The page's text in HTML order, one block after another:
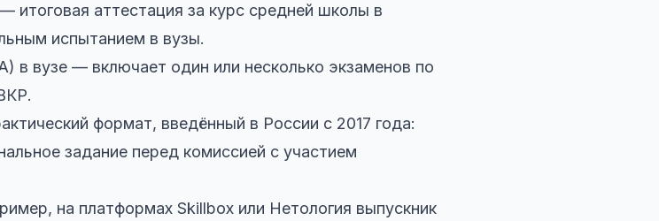
итоговая аттестация за курс средней школы в
испытанием в вузы.
в вузе — включает один или несколько экзаменов по
формат, введённый в России с 2017 года:
задание перед комиссией с участием
на платформах Skillbox или Нетология выпускник